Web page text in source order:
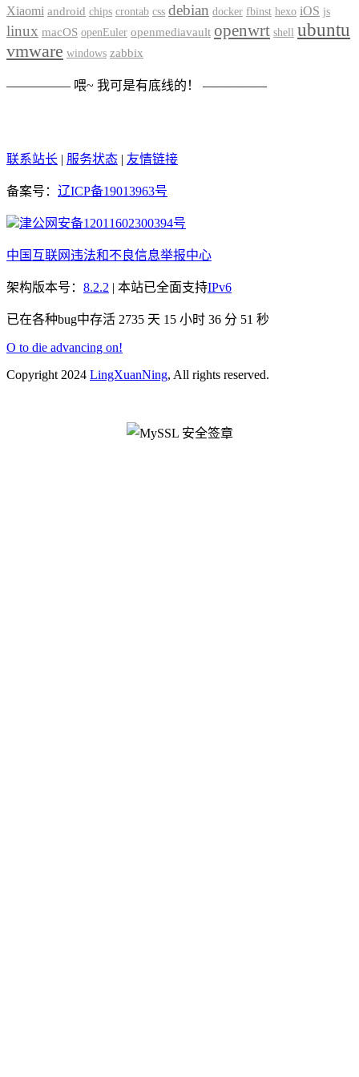
Xiaomi android chips crontab css debian docker fbinst hexo iOS js
linux macOS openEuler openmediavault openwrt shell ubuntu
vmware windows zabbix
————— 喂~ 我可是有底线的！ —————
联系站长 | 服务状态 | 友情链接
备案号： 辽ICP备19013963号
津公网安备12011602300394号
中国互联网违法和不良信息举报中心
架构版本号： 8.2.2 | 本站已全面支持IPv6
已在各种bug中存活 2735 天 15 小时 36 分 51 秒
O to die advancing on!
Copyright 2024 LingXuanNing, All rights reserved.